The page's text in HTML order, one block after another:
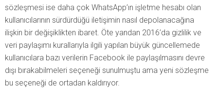
sözleşmesi ise daha çok WhatsApp’ın işletme hesabı olan
kullanıcılarının sürdürdüğü iletişimin nasıl depolanacağına
ilişkin bir değişiklikten ibaret. Öte yandan 2016’da gizlilik ve
veri paylaşımı kurallarıyla ilgili yapılan büyük güncellemede
kullanıcılara bazı verilerin Facebook ile paylaşılmasını devre
dışı bırakabilmeleri seçeneği sunulmuştu ama yeni sözleşme
bu seçeneği de ortadan kaldırıyor.